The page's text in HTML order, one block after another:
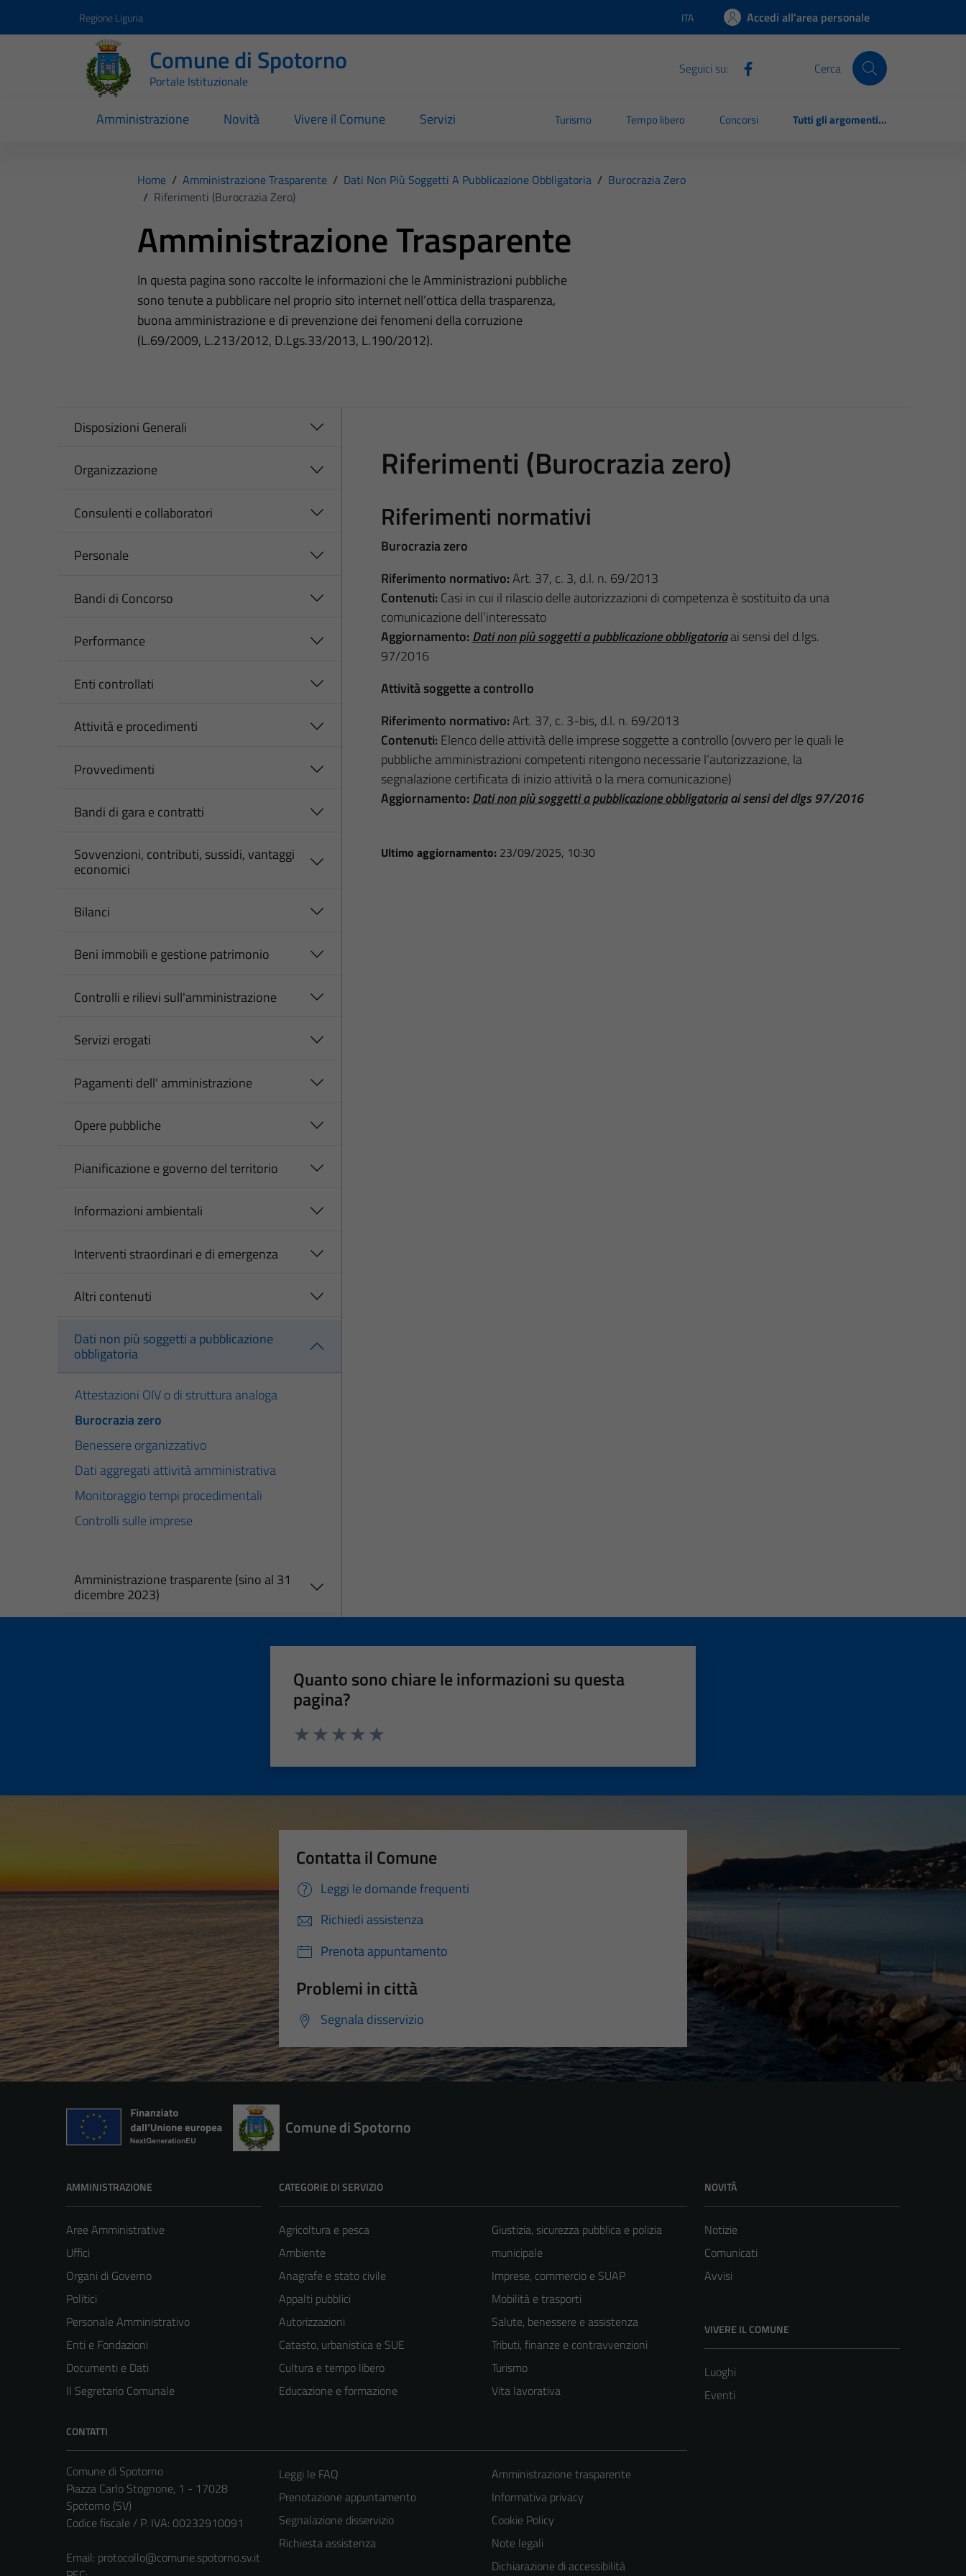
Regione Liguria Lingua attiva:
ITA Accedi all'area personale
Comune di Spotorno
Portale Istituzionale
Seguici su: Cerca
Amministrazione Novità Vivere il Comune Servizi Turismo Tempo libero Concorsi Tutti gli argomenti...
Home / Amministrazione Trasparente / Dati Non Più Soggetti A Pubblicazione Obbligatoria / Burocrazia Zero
/ Riferimenti (Burocrazia Zero)
Amministrazione Trasparente
In questa pagina sono raccolte le informazioni che le Amministrazioni pubbliche
sono tenute a pubblicare nel proprio sito internet nell’ottica della trasparenza,
buona amministrazione e di prevenzione dei fenomeni della corruzione
(L.69/2009, L.213/2012, D.Lgs.33/2013, L.190/2012).
Disposizioni Generali
Organizzazione
Consulenti e collaboratori
Personale
Bandi di Concorso
Performance
Enti controllati
Attività e procedimenti
Provvedimenti
Bandi di gara e contratti
Sovvenzioni, contributi, sussidi, vantaggi
economici
Bilanci
Beni immobili e gestione patrimonio
Controlli e rilievi sull'amministrazione
Servizi erogati
Pagamenti dell' amministrazione
Opere pubbliche
Pianificazione e governo del territorio
Informazioni ambientali
Interventi straordinari e di emergenza
Altri contenuti
Dati non più soggetti a pubblicazione
obbligatoria
Attestazioni OIV o di struttura analoga
Burocrazia zero
Benessere organizzativo
Dati aggregati attività amministrativa
Monitoraggio tempi procedimentali
Controlli sulle imprese
Amministrazione trasparente (sino al 31
dicembre 2023)
Riferimenti (Burocrazia zero)
Riferimenti normativi
Burocrazia zero
Riferimento normativo:Art. 37, c. 3, d.l. n. 69/2013
Contenuti: Casi in cui il rilascio delle autorizzazioni di competenza è sostituito da una
comunicazione dell’interessato
Aggiornamento: Dati non più soggetti a pubblicazione obbligatoriaai sensi del d.lgs.
97/2016
Attività soggette a controllo
Riferimento normativo:Art. 37, c. 3-bis, d.l. n. 69/2013
Contenuti: Elenco delle attività delle imprese soggette a controllo (ovvero per le quali le
pubbliche amministrazioni competenti ritengono necessarie l’autorizzazione, la
segnalazione certificata di inizio attività o la mera comunicazione)
Aggiornamento: Dati non più soggetti a pubblicazione obbligatoriaai sensi del dlgs 97/2016
Ultimo aggiornamento: 23/09/2025, 10:30
Quanto sono chiare le informazioni su questa
pagina?
Contatta il Comune
Leggi le domande frequenti
Richiedi assistenza
Prenota appuntamento
Problemi in città
Segnala disservizio
Comune di Spotorno
AMMINISTRAZIONE
Aree Amministrative
Uffici
Organi di Governo
Politici
Personale Amministrativo
Enti e Fondazioni
Documenti e Dati
Il Segretario Comunale
CATEGORIE DI SERVIZIO
Agricoltura e pesca
Ambiente
Anagrafe e stato civile
Appalti pubblici
Autorizzazioni
Catasto, urbanistica e SUE
Cultura e tempo libero
Educazione e formazione
Giustizia, sicurezza pubblica e polizia
municipale
Imprese, commercio e SUAP
Mobilità e trasporti
Salute, benessere e assistenza
Tributi, finanze e contravvenzioni
Turismo
Vita lavorativa
NOVITÀ
Notizie
Comunicati
Avvisi
VIVERE IL COMUNE
Luoghi
Eventi
CONTATTI
Comune di Spotorno
Piazza Carlo Stognone, 1 - 17028
Spotorno (SV)
Codice fiscale / P. IVA: 00232910091
Email: protocollo@comune.spotorno.sv.it
Leggi le FAQ
Prenotazione appuntamento
Segnalazione disservizio
Richiesta assistenza
Amministrazione trasparente
Informativa privacy
Cookie Policy
Note legali
Dichiarazione di accessibilità
Tecnici
Questi cookie
sono necessari
per il
funzionamento